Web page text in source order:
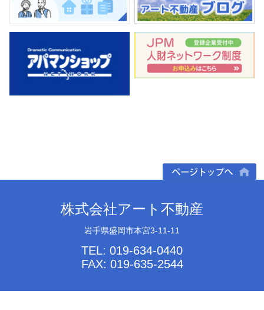
株式会社アート不動産
岩手県盛岡市本宮3-11-11
TEL: 019-634-0440
FAX: 019-635-2544